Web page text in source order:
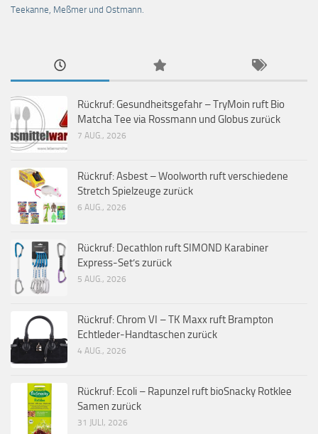
Teekanne, Meßmer und Ostmann.
Rückruf: Gesundheitsgefahr – TryMoin ruft Bio
Matcha Tee via Rossmann und Globus zurück
7 AUG., 2026
Rückruf: Asbest – Woolworth ruft verschiedene
Stretch Spielzeuge zurück
6 AUG., 2026
Rückruf: Decathlon ruft SIMOND Karabiner
Express-Set’s zurück
5 AUG., 2026
Rückruf: Chrom VI – TK Maxx ruft Brampton
Echtleder-Handtaschen zurück
4 AUG., 2026
Rückruf: Ecoli – Rapunzel ruft bioSnacky Rotklee
Samen zurück
31 JULI, 2026